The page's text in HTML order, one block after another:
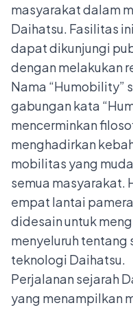
masyarakat dalam
Daihatsu. Fasilitas
dapat dikunjungi
dengan melakukan
Nama “Humobility”
gabungan kata
mencerminkan
menghadirkan
mobilitas yang
semua masyarakat.
empat lantai
didesain untuk
menyeluruh tentang
teknologi Daihatsu.
Perjalanan sejarah
yang menampilkan